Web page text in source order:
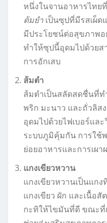
หนึ่งในจานอาหารไทย
ต้มยำ เป็นซุปที่มีรสเผ็ด
มีประโยชน์ต่อสุขภาพอ
ทำให้ซุปนี้อุดมไปด้วย
การอักเสบ
ส้มตำ
ส้มตำเป็นสลัดสดชื่นที่ท
พริก มะนาว และถั่วลิส
อุดมไปด้วยไฟเบอร์แล
ระบบภูมิคุ้มกัน การใช้
ย่อยอาหารและการเผา
แกงเขียวหวาน
แกงเขียวหวานเป็นแก
แกงเขียว ผัก และเนื้อ
กะทิให้ไขมันที่ดี ขณะที่